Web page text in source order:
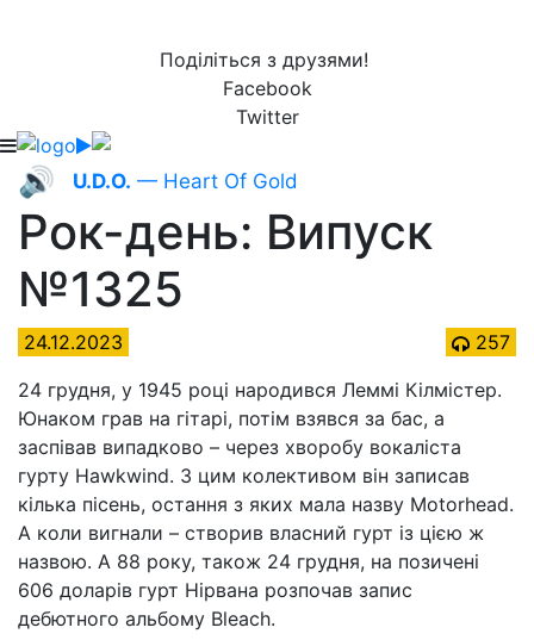
Поділіться з друзями!
Facebook
Twitter
🔊 U.D.O. — Heart Of Gold
Рок-день: Випуск
№1325
24.12.2023
257
24 грудня, у 1945 році народився Леммі Кілмістер.
Юнаком грав на гітарі, потім взявся за бас, а
заспівав випадково – через хворобу вокаліста
гурту Hawkwind. З цим колективом він записав
кілька пісень, остання з яких мала назву Motorhead.
А коли вигнали – створив власний гурт із цією ж
назвою. А 88 року, також 24 грудня, на позичені
606 доларів гурт Нірвана розпочав запис
дебютного альбому Bleach.